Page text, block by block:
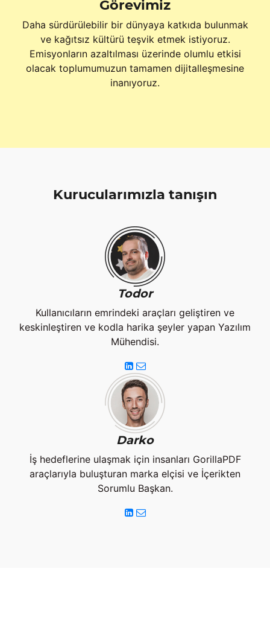
Görevimiz
Daha sürdürülebilir bir dünyaya katkıda bulunmak
ve kağıtsız kültürü teşvik etmek istiyoruz.
Emisyonların azaltılması üzerinde olumlu etkisi
olacak toplumumuzun tamamen dijitalleşmesine
inanıyoruz.
Kurucularımızla tanışın
Todor
Kullanıcıların emrindeki araçları geliştiren ve
keskinleştiren ve kodla harika şeyler yapan Yazılım
Mühendisi.
Darko
İş hedeflerine ulaşmak için insanları GorillaPDF
araçlarıyla buluşturan marka elçisi ve İçerikten
Sorumlu Başkan.